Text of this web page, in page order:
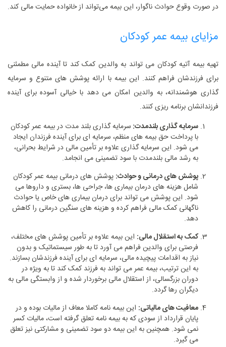
در صورت وقوع حوادث ناگوار، این بیمه می‌تواند از خانواده حمایت مالی کند.
مزایای بیمه عمر کودکان
تهیه بیمه آتیه کودکان می ‌تواند به والدین کمک کند تا آینده مالی مطمئنی
برای فرزندشان فراهم کنند. این بیمه با ارائه پوشش ‌های متنوع و سرمایه
‌گذاری هوشمندانه، به والدین امکان می ‌دهد با خیالی آسوده برای آینده
فرزندانشان برنامه‌ ریزی کنند.
سرمایه ‌گذاری بلندمدت: سرمایه‌ گذاری بلند مدت در بیمه عمر کودکان
با پرداخت حق بیمه‌ های منظم، سرمایه ‌ای برای آینده فرزندان ایجاد
می شود. این سرمایه‌ گذاری علاوه بر تأمین مالی در شرایط بحرانی،
به رشد مالی بلندمدت با سود تضمینی می‌ انجامد.
پوشش ‌های درمانی و حوادث: پوشش ‌های درمانی بیمه عمر کودکان
شامل هزینه‌ های درمان بیماری‌ ها، جراحی‌ ها، بستری و داروها می‌
شود. این پوشش می ‌تواند برای درمان بیماری ‌های خاص یا حوادث
ناگهانی کمک مالی فراهم کرده و هزینه‌ های سنگین درمانی را کاهش
دهد.
کمک به استقلال مالی: این بیمه علاوه بر تأمین پوشش‌ های مختلف،
فرصتی برای والدین فراهم می‌ آورد تا به‌ طور سیستماتیک و بدون
نیاز به اقدامات پیچیده مالی، سرمایه‌ ای برای آینده فرزندشان بسازند.
به این ترتیب، بیمه عمر می ‌تواند به فرزند کمک کند تا به‌ ویژه در
دوران بزرگسالی، از استقلال مالی برخوردار شده و از وابستگی مالی به
دیگران رها گردد.
معافیت ‌های مالیاتی: این بیمه نامه کاملا معاف از مالیات بوده و در
پایان قرارداد از سودی که به بیمه نامه تعلق گرفته است، مالیات کسر
نمی‌ شود. همچنین به این بیمه دو سود تضمینی و مشارکتی نیز تعلق
می‌ گیرد.